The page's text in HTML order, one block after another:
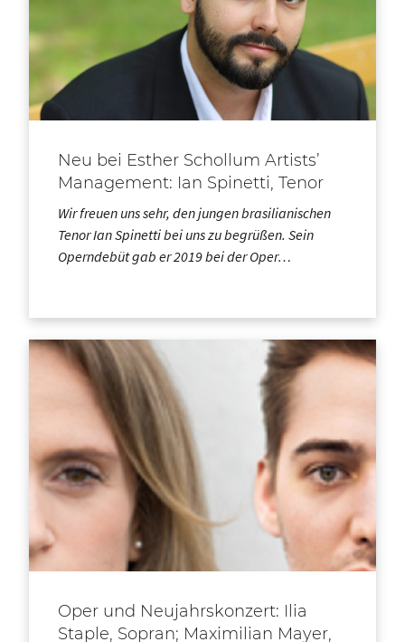
Neu bei Esther Schollum Artists’
Management: Ian Spinetti, Tenor
Wir freuen uns sehr, den jungen brasilianischen
Tenor Ian Spinetti bei uns zu begrüßen. Sein
Operndebüt gab er 2019 bei der Oper…
Oper und Neujahrskonzert: Ilia
Staple, Sopran; Maximilian Mayer,